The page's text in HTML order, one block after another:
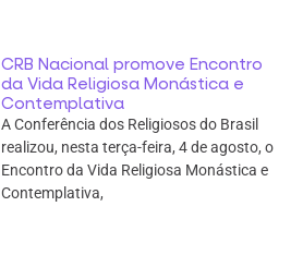
CRB Nacional promove Encontro
da Vida Religiosa Monástica e
Contemplativa
A Conferência dos Religiosos do Brasil
realizou, nesta terça-feira, 4 de agosto, o
Encontro da Vida Religiosa Monástica e
Contemplativa,